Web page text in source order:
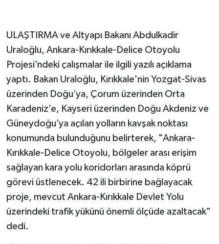
ULAŞTIRMA ve Altyapı Bakanı Abdulkadir
Uraloğlu, Ankara-Kırıkkale-Delice Otoyolu
Projesi’ndeki çalışmalar ile ilgili yazılı açıklama
yaptı. Bakan Uraloğlu, Kırıkkale'nin Yozgat-Sivas
üzerinden Doğu’ya, Çorum üzerinden Orta
Karadeniz’e, Kayseri üzerinden Doğu Akdeniz ve
Güneydoğu’ya açılan yolların kavşak noktası
konumunda bulunduğunu belirterek, "Ankara-
Kırıkkale-Delice Otoyolu, bölgeler arası erişim
sağlayan kara yolu koridorları arasında köprü
görevi üstlenecek. 42 ili birbirine bağlayacak
proje, mevcut Ankara-Kırıkkale Devlet Yolu
üzerindeki trafik yükünü önemli ölçüde azaltacak"
dedi.